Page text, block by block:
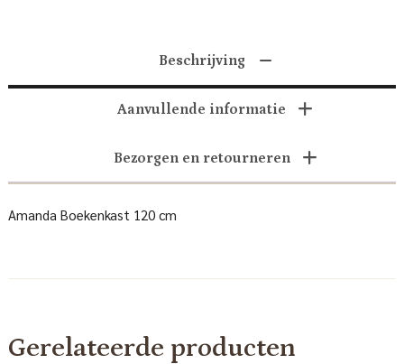
Beschrijving
Aanvullende informatie
Bezorgen en retourneren
Amanda Boekenkast 120 cm
Gerelateerde producten